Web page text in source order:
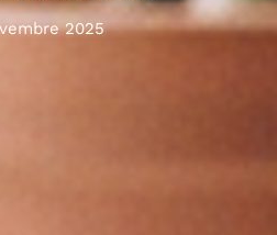
2025